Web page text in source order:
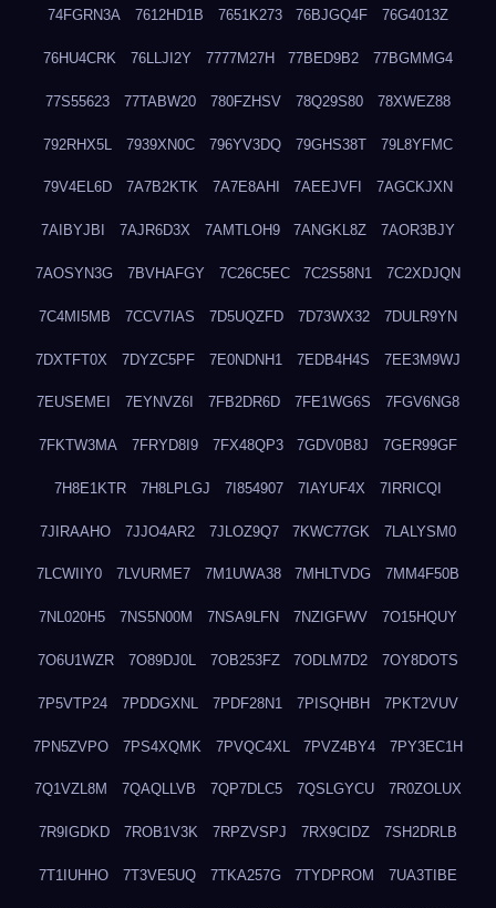
74FGRN3A 7612HD1B 7651K273 76BJGQ4F 76G4013Z
76HU4CRK 76LLJI2Y 7777M27H 77BED9B2 77BGMMG4
77S55623 77TABW20 780FZHSV 78Q29S80 78XWEZ88
792RHX5L 7939XN0C 796YV3DQ 79GHS38T 79L8YFMC
79V4EL6D 7A7B2KTK 7A7E8AHI 7AEEJVFI 7AGCKJXN
7AIBYJBI 7AJR6D3X 7AMTLOH9 7ANGKL8Z 7AOR3BJY
7AOSYN3G 7BVHAFGY 7C26C5EC 7C2S58N1 7C2XDJQN
7C4MI5MB 7CCV7IAS 7D5UQZFD 7D73WX32 7DULR9YN
7DXTFT0X 7DYZC5PF 7E0NDNH1 7EDB4H4S 7EE3M9WJ
7EUSEMEI 7EYNVZ6I 7FB2DR6D 7FE1WG6S 7FGV6NG8
7FKTW3MA 7FRYD8I9 7FX48QP3 7GDV0B8J 7GER99GF
7H8E1KTR 7H8LPLGJ 7I854907 7IAYUF4X 7IRRICQI
7JIRAAHO 7JJO4AR2 7JLOZ9Q7 7KWC77GK 7LALYSM0
7LCWIIY0 7LVURME7 7M1UWA38 7MHLTVDG 7MM4F50B
7NL020H5 7NS5N00M 7NSA9LFN 7NZIGFWV 7O15HQUY
7O6U1WZR 7O89DJ0L 7OB253FZ 7ODLM7D2 7OY8DOTS
7P5VTP24 7PDDGXNL 7PDF28N1 7PISQHBH 7PKT2VUV
7PN5ZVPO 7PS4XQMK 7PVQC4XL 7PVZ4BY4 7PY3EC1H
7Q1VZL8M 7QAQLLVB 7QP7DLC5 7QSLGYCU 7R0ZOLUX
7R9IGDKD 7ROB1V3K 7RPZVSPJ 7RX9CIDZ 7SH2DRLB
7T1IUHHO 7T3VE5UQ 7TKA257G 7TYDPROM 7UA3TIBE